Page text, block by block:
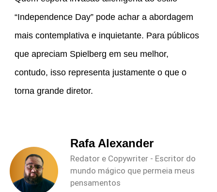
“Independence Day” pode achar a abordagem
mais contemplativa e inquietante. Para públicos
que apreciam Spielberg em seu melhor,
contudo, isso representa justamente o que o
torna grande diretor.
Rafa Alexander
Redator e Copywriter - Escritor do
mundo mágico que permeia meus
pensamentos